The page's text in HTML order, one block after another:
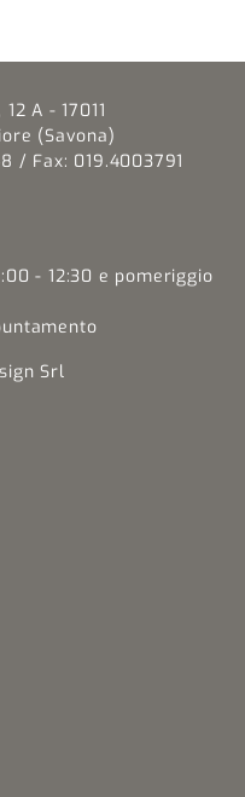
A - 17011
(Savona)
/ Fax: 019.4003791
- 12:30 e pomeriggio
Srl